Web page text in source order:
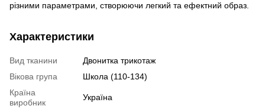
різними параметрами, створюючи легкий та ефектний образ.
Характеристики
Вид тканини
Двонитка трикотаж
Вікова група
Школа (110-134)
Країна
виробник
Україна